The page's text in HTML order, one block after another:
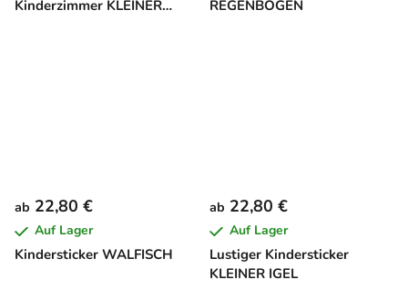
Kinderzimmer KLEINER
REGENBOGEN
Kindersticker WALFISCH
ab 22,80 €
Auf Lager
Lustiger Kindersticker
KLEINER IGEL
ab 22,80 €
Auf Lager